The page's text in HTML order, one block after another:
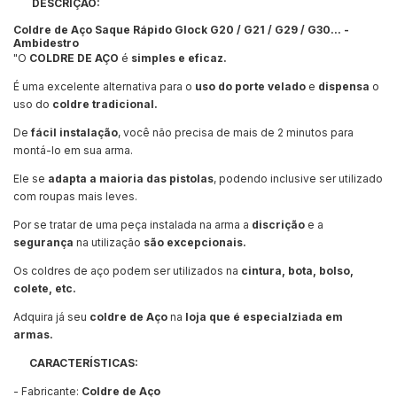
DESCRIÇÃO:
Coldre de Aço Saque Rápido Glock G20 / G21 / G29 / G30... -
Ambidestro
"O COLDRE DE AÇO é simples e eficaz.
É uma excelente alternativa para o uso do porte velado e dispensa o
uso do coldre tradicional.
Defácil instalação, você não precisa de mais de 2 minutos para
montá-lo em sua arma.
Ele se adapta a maioria das pistolas, podendo inclusive ser utilizado
com roupas mais leves.
Por se tratar de uma peça instalada na arma a discrição e a
segurança na utilização são excepcionais.
Os coldres de aço podem ser utilizados na cintura, bota, bolso,
colete, etc.
Adquira já seu coldre de Aço na loja que é especialziada em
armas.
CARACTERÍSTICAS:
- Fabricante: Coldre de Aço